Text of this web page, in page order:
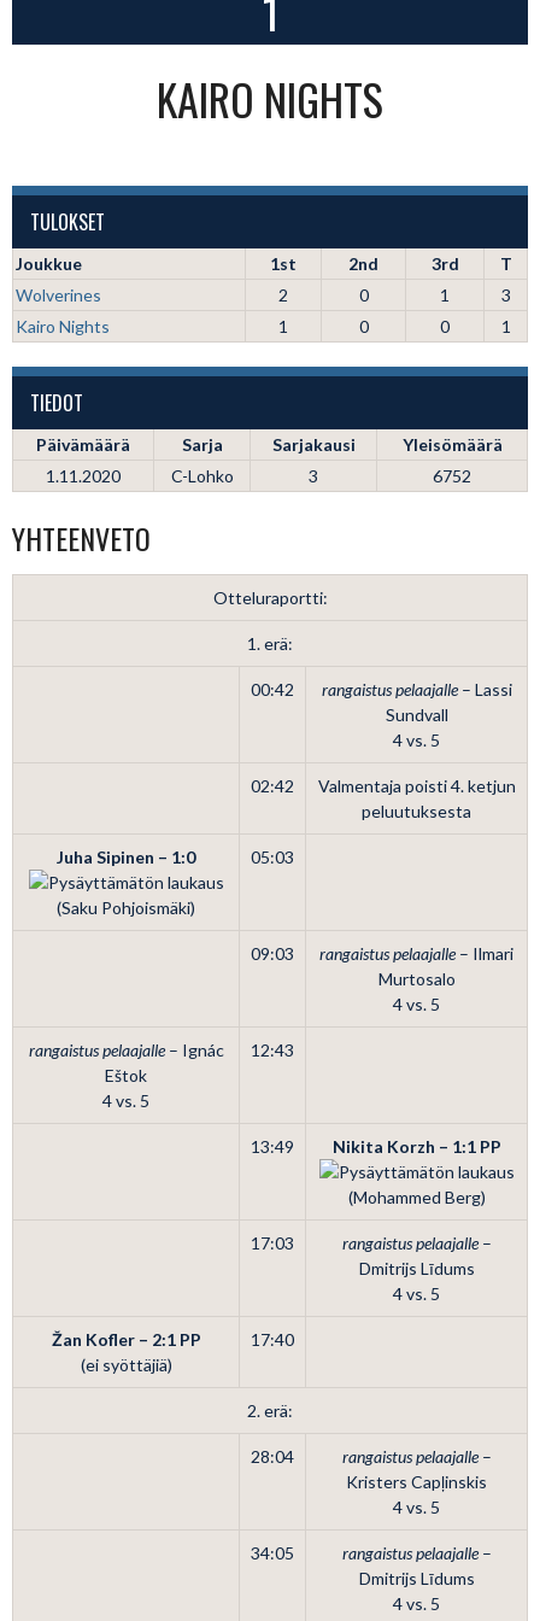
KAIRO NIGHTS
TULOKSET
Joukkue 1st 2nd 3rd
T
Wolverines
2 0 1
3
Kairo Nights
1 0 0 1
TIEDOT
Päivämäärä Sarja Sarjakausi
Yleisömäärä
1.11.2020
C-Lohko 3 6752
YHTEENVETO
Otteluraportti:
1. erä:
00:42 rangaistus pelaajalle– Lassi
Sundvall
4 vs. 5
02:42
Valmentaja poisti 4. ketjun
peluutuksesta
Juha Sipinen – 1:0
(Saku Pohjoismäki)
05:03
09:03 rangaistus pelaajalle– Ilmari
Murtosalo
4 vs. 5
rangaistus pelaajalle– Ignác
Eštok
4 vs. 5
12:43
13:49 Nikita Korzh – 1:1 PP
(Mohammed Berg)
17:03 rangaistus pelaajalle–
Dmitrijs Līdums
4 vs. 5
Žan Kofler – 2:1 PP
(ei syöttäjiä)
17:40
2. erä:
28:04 rangaistus pelaajalle–
Kristers Capļinskis
4 vs. 5
34:05 rangaistus pelaajalle–
Dmitrijs Līdums
4 vs. 5